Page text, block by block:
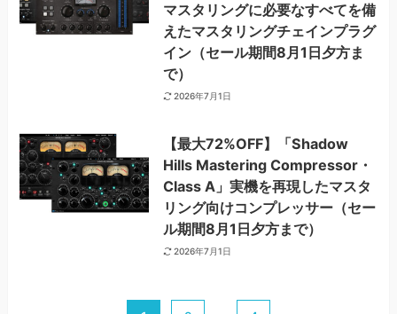
マスタリングに必要なすべてを備
えたマスタリングチェインプラグ
イン（セール期間8月1日夕方ま
で）
2026年7月1日
【最大72%OFF】「Shadow
Hills Mastering Compressor・
Class A」実機を再現したマスタ
リング向けコンプレッサー（セー
ル期間8月1日夕方まで）
2026年7月1日